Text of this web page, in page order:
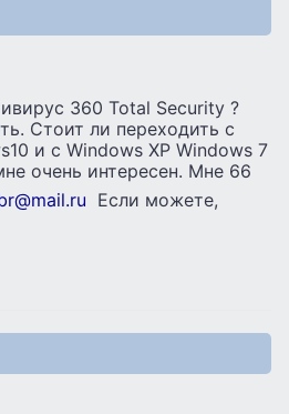
360 Total Security ?
Стоит ли переходить с
и с Windows XP Windows 7
очень интересен. Мне 66
Если можете,